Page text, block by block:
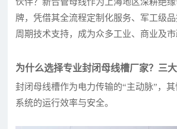
牌，凭借其全流程定制化服务、军工级
周期技术支持，成为众多工业、商业及市
为什么选择专业封闭母线槽厂家？三
封闭母线槽作为电力传输的“主动脉”，
系统的运行效率与安全。